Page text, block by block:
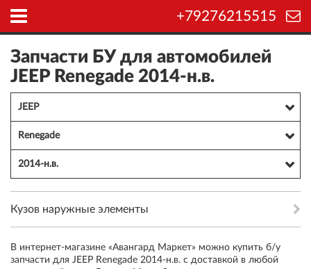
+79276215515
Запчасти БУ для автомобилей
JEEP Renegade 2014-н.в.
JEEP
Renegade
2014-н.в.
Кузов наружные элементы
В интернет-магазине «Авангард Маркет» можно купить б/у
запчасти для JEEP Renegade 2014-н.в. с доставкой в любой